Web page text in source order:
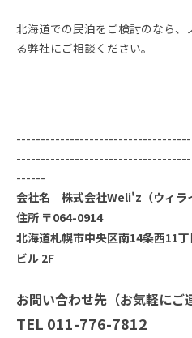
北海道での民泊をご検討のなら、
る弊社にご相談ください。
------
会社名 株式会社Weli'z（ウィラ
住所 〒064-0914
北海道札幌市中央区南14条西11
ビル 2F
お問い合わせ先（お気軽にご
TEL 011-776-7812